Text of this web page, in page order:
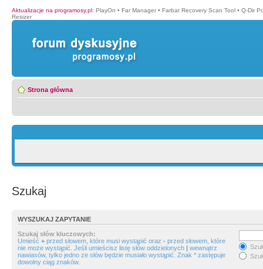
Aktualizacje na programosy.pl: PlayOn • Far Manager • Farbar Recovery Scan Tool • Q-Dir
Resizer
Strona główna
Szukaj
WYSZUKAJ ZAPYTANIE
Szukaj słów kluczowych:
Umieść + przed słowem, które musi wystąpić oraz - przed słowem, które
nie może wystąpić. Jeśli umieścisz listę słów oddzielonych | wewnątrz
nawiasów, tylko jedno ze słów będzie musiało wystąpić. Znak * zastępuje
dowolny ciąg znaków.